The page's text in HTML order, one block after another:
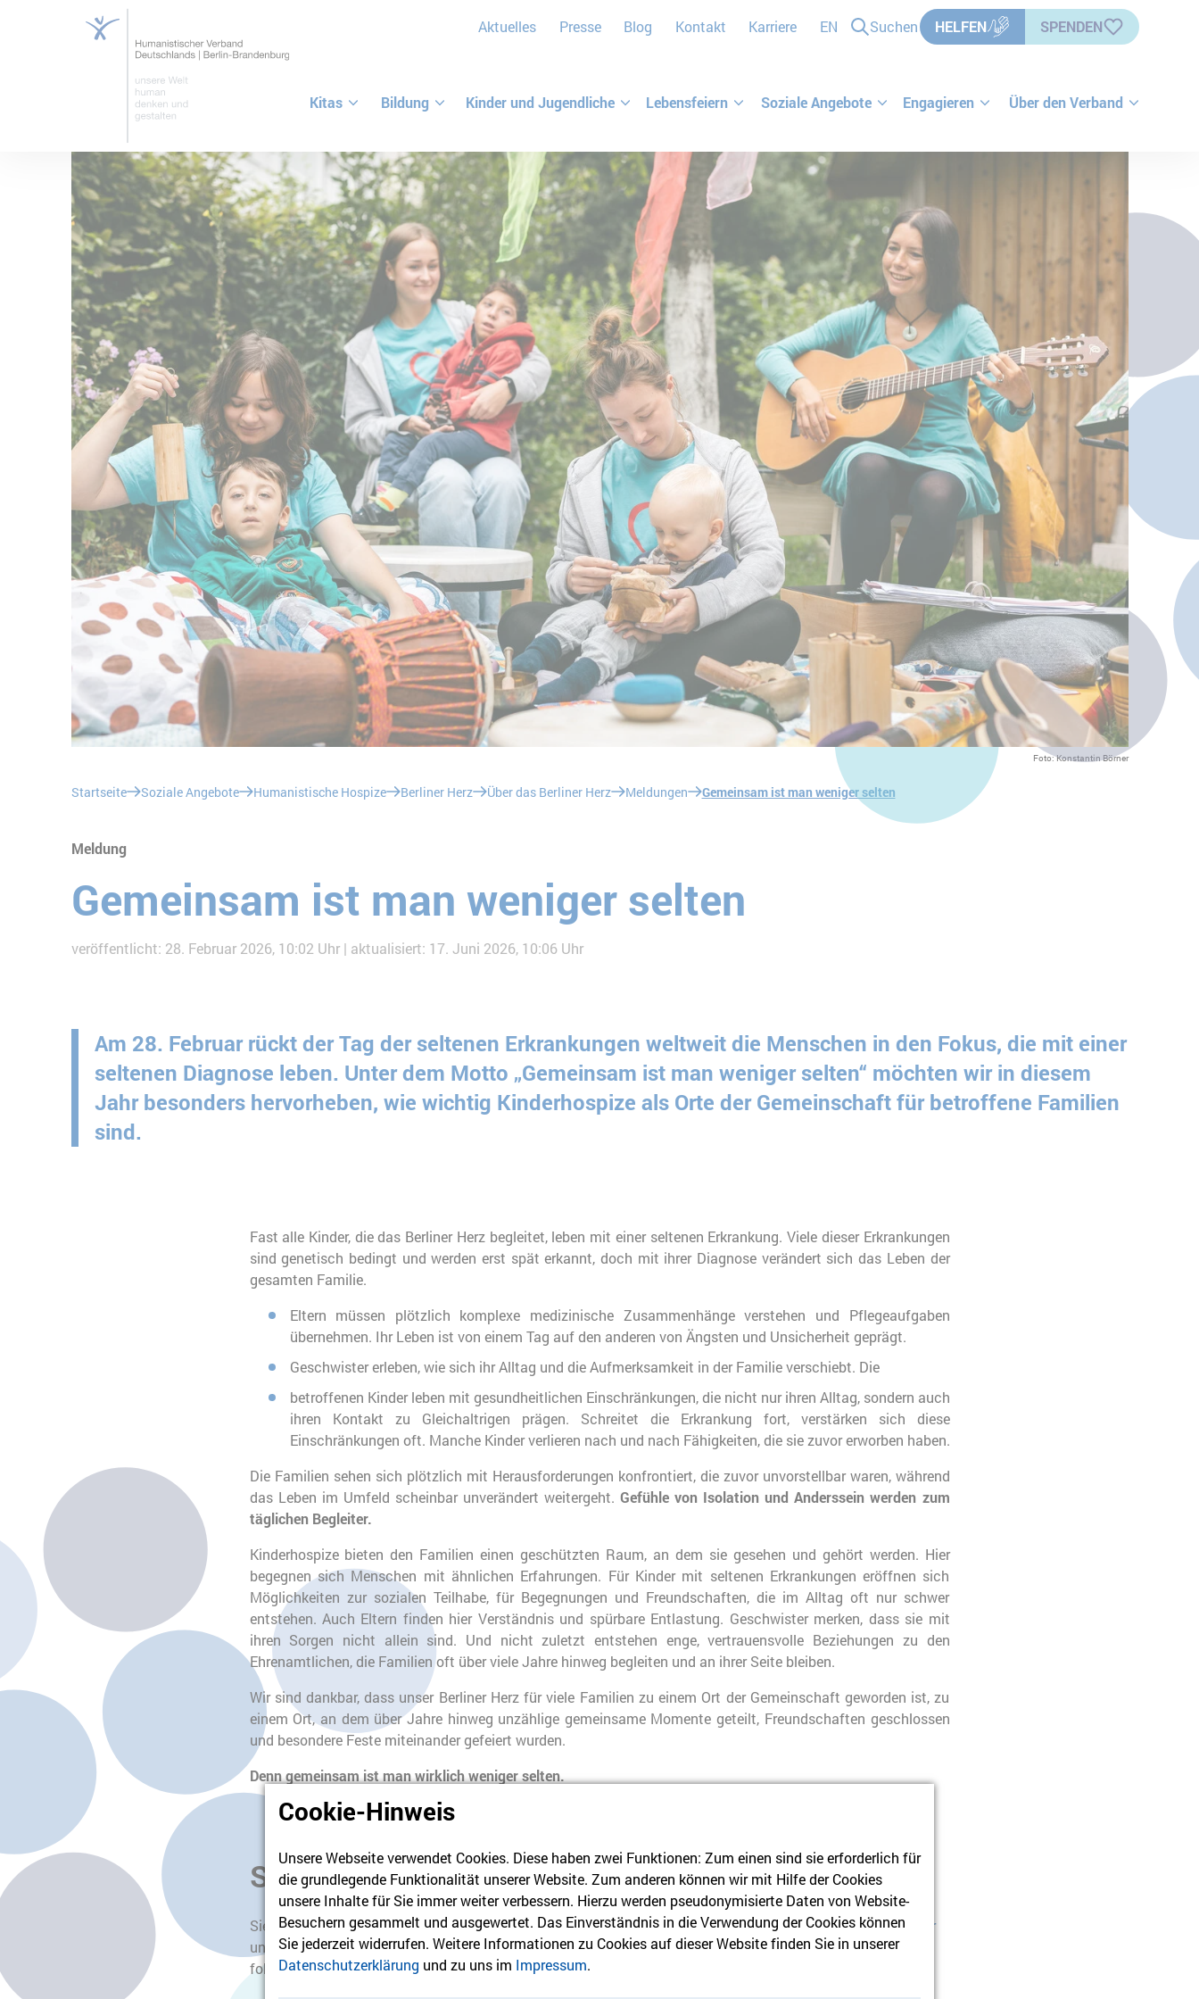
ZUM HAUPTINHALT SPRINGEN ZUR SUCHE SPRINGEN
Aktuelles Presse Blog Kontakt Karriere EN Suchen HELFEN SPENDEN
Kitas Bildung Kinder und Jugendliche Lebensfeiern Soziale Angebote Engagieren Über den Verband
Foto: Konstantin Börner
Sie befinden sich hier:
Startseite Soziale Angebote Humanistische Hospize Berliner Herz Über das Berliner Herz Meldungen Gemeinsam ist man weniger selten
Meldung
Gemeinsam ist man weniger selten
veröffentlicht: 28. Februar 2026, 10:02 Uhr aktualisiert: 17. Juni 2026, 10:06 Uhr
Am 28. Februar rückt der Tag der seltenen Erkrankungen weltweit die Menschen in den Fokus, die mit einer
seltenen Diagnose leben. Unter dem Motto „Gemeinsam ist man weniger selten“ möchten wir in diesem
Jahr besonders hervorheben, wie wichtig Kinderhospize als Orte der Gemeinschaft für betroffene Familien
sind.
Fast alle Kinder, die das Berliner Herz begleitet, leben mit einer seltenen Erkrankung. Viele dieser Erkrankungen
sind genetisch bedingt und werden erst spät erkannt, doch mit ihrer Diagnose verändert sich das Leben der
gesamten Familie.
Eltern müssen plötzlich komplexe medizinische Zusammenhänge verstehen und Pflegeaufgaben
übernehmen. Ihr Leben ist von einem Tag auf den anderen von Ängsten und Unsicherheit geprägt.
Geschwister erleben, wie sich ihr Alltag und die Aufmerksamkeit in der Familie verschiebt. Die
betroffenen Kinder leben mit gesundheitlichen Einschränkungen, die nicht nur ihren Alltag, sondern auch
ihren Kontakt zu Gleichaltrigen prägen. Schreitet die Erkrankung fort, verstärken sich diese
Einschränkungen oft. Manche Kinder verlieren nach und nach Fähigkeiten, die sie zuvor erworben haben.
Die Familien sehen sich plötzlich mit Herausforderungen konfrontiert, die zuvor unvorstellbar waren, während
das Leben im Umfeld scheinbar unverändert weitergeht.Gefühle von Isolation und Anderssein werden zum
täglichen Begleiter.
Kinderhospize bieten den Familien einen geschützten Raum, an dem sie gesehen und gehört werden. Hier
begegnen sich Menschen mit ähnlichen Erfahrungen. Für Kinder mit seltenen Erkrankungen eröffnen sich
Möglichkeiten zur sozialen Teilhabe, für Begegnungen und Freundschaften, die im Alltag oft nur schwer
entstehen. Auch Eltern finden hier Verständnis und spürbare Entlastung. Geschwister merken, dass sie mit
ihren Sorgen nicht allein sind. Und nicht zuletzt entstehen enge, vertrauensvolle Beziehungen zu den
Ehrenamtlichen, die Familien oft über viele Jahre hinweg begleiten und an ihrer Seite bleiben.
Wir sind dankbar, dass unser Berliner Herz für viele Familien zu einem Ort der Gemeinschaft geworden ist, zu
einem Ort, an dem über Jahre hinweg unzählige gemeinsame Momente geteilt, Freundschaften geschlossen
und besondere Feste miteinander gefeiert wurden.
Denn gemeinsam ist man wirklich weniger selten.
Spenden
Sie möchten für das Kinderhospiz Berliner Herz spenden? Dann nutzen Sie bitte das Online-Spendenformular
und wählen „Kinderhospiz Berliner Herz“ als Spendenzweck aus – oder Sie überweisen Ihre Spende auf
folgendes Konto:
Cookie-Hinweis
Unsere Webseite verwendet Cookies. Diese haben zwei Funktionen: Zum einen sind sie erforderlich für
die grundlegende Funktionalität unserer Website. Zum anderen können wir mit Hilfe der Cookies
unsere Inhalte für Sie immer weiter verbessern. Hierzu werden pseudonymisierte Daten von Website-
Besuchern gesammelt und ausgewertet. Das Einverständnis in die Verwendung der Cookies können
Sie jederzeit widerrufen. Weitere Informationen zu Cookies auf dieser Website finden Sie in unserer
Datenschutzerklärung und zu uns im Impressum.